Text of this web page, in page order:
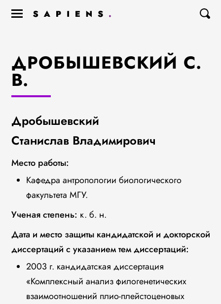
ДРОБЫШЕВСКИЙ С.
В.
Дробышевский
Станислав Владимирович
Место работы:
Кафедра антропологии биологического
факультета МГУ.
Ученая степень: к. б. н.
Дата и место защиты кандидатской и докторской
диссертаций с указанием тем диссертаций:
2003 г. кандидатская диссертация
«Комплексный анализ филогенетических
взаимоотношений плио-плейстоценовых